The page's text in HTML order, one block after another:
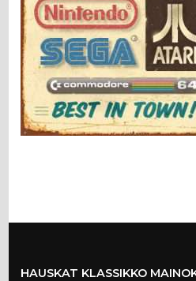
HAUSKAT KLASSIKKO